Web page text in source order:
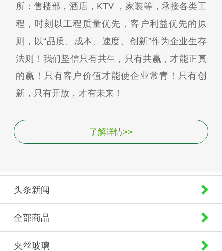
所：售楼部，酒店，KTV ，家装等，承接各类工
程，时刻以工程质量优先，客户利益优先的原
则，以“品质、成本、速度、创新”作为企业生存
法则！我们坚信只有共生，只有共赢，才能正真
的赢！只有客户价值才能使企业常青！只有创
新，只有开放，才有未来！
了解详情>>
头条新闻
全部商品
夹丝玻璃